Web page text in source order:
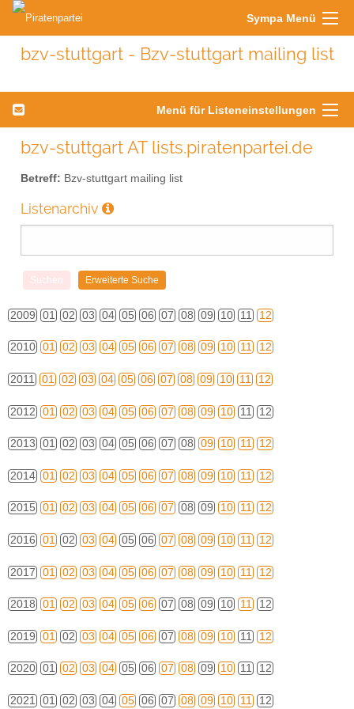
Sympa Menü
bzv-stuttgart - Bzv-stuttgart mailing list
Menü für Listeneinstellungen
bzv-stuttgart AT lists.piratenpartei.de
Betreff: Bzv-stuttgart mailing list
Listenarchiv
2009 01 02 03 04 05 06 07 08 09 10 11 12
2010 01 02 03 04 05 06 07 08 09 10 11 12
2011 01 02 03 04 05 06 07 08 09 10 11 12
2012 01 02 03 04 05 06 07 08 09 10 11 12
2013 01 02 03 04 05 06 07 08 09 10 11 12
2014 01 02 03 04 05 06 07 08 09 10 11 12
2015 01 02 03 04 05 06 07 08 09 10 11 12
2016 01 02 03 04 05 06 07 08 09 10 11 12
2017 01 02 03 04 05 06 07 08 09 10 11 12
2018 01 02 03 04 05 06 07 08 09 10 11 12
2019 01 02 03 04 05 06 07 08 09 10 11 12
2020 01 02 03 04 05 06 07 08 09 10 11 12
2021 01 02 03 04 05 06 07 08 09 10 11 12